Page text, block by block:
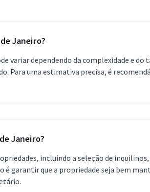
Janeiro?
variar dependendo da complexidade e do
Para uma estimativa precisa, é
Janeiro?
incluindo a seleção de
garantir que a propriedade seja bem